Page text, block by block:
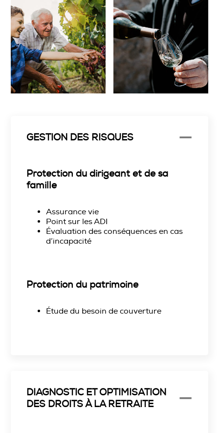
GESTION DES RISQUES
Protection du dirigeant et de sa
famille
Assurance vie
Point sur les ADI
Évaluation des conséquences en cas
d’incapacité
Protection du patrimoine
Étude du besoin de couverture
DIAGNOSTIC ET OPTIMISATION
DES DROITS À LA RETRAITE